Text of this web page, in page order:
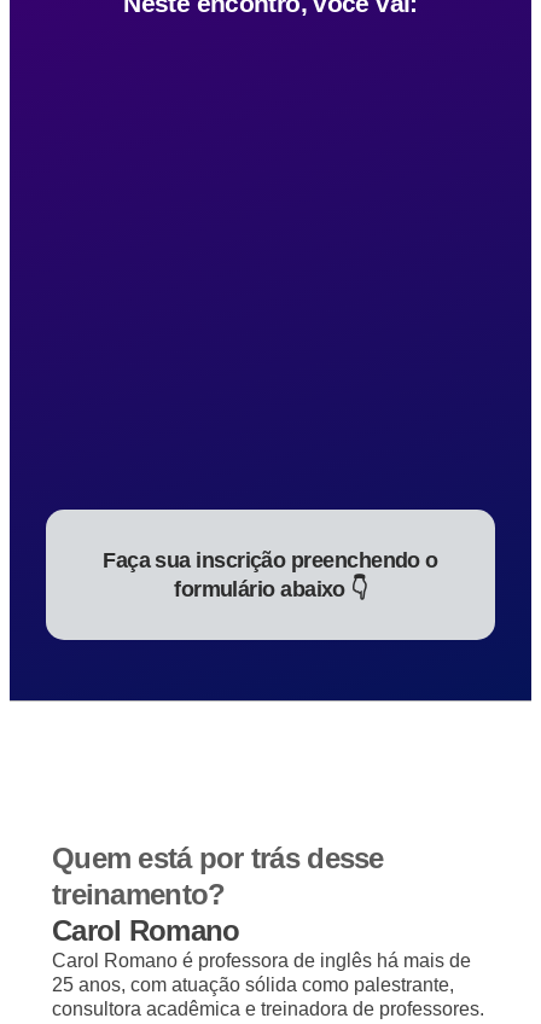
Faça sua inscrição preenchendo o
formulário abaixo 👇
Quem está por trás desse
treinamento?
Carol Romano
Carol Romano é professora de inglês há mais de
25 anos, com atuação sólida como palestrante,
consultora acadêmica e treinadora de professores.